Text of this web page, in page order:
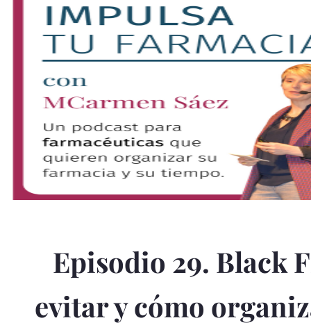
Episodio 29. Black
evitar y cómo